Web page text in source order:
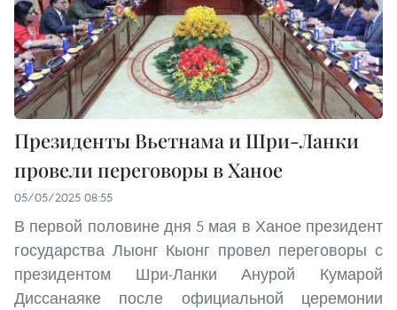
Президенты Вьетнама и Шри-Ланки
провели переговоры в Ханое
05/05/2025 08:55
В первой половине дня 5 мая в Ханое президент
государства Лыонг Кыонг провел переговоры с
президентом Шри-Ланки Анурой Кумарой
Диссанаяке после официальной церемонии